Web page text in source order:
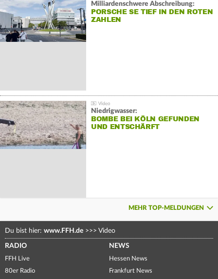
Milliardenschwere Abschreibung:
PORSCHE SE TIEF IN DEN ROTEN
ZAHLEN
Niedrigwasser:
BOMBE BEI KÖLN GEFUNDEN
UND ENTSCHÄRFT
MEHR TOP-MELDUNGEN
Du bist hier: www.FFH.de >>> Video
RADIO
FFH Live
80er Radio
NEWS
Hessen News
Frankfurt News